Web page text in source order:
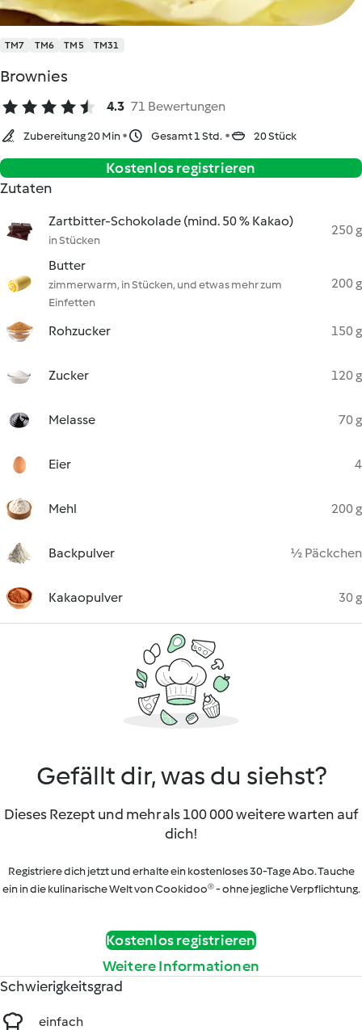
TM7 TM6 TM5 TM31
Brownies
4.3 71 Bewertungen
Zubereitung 20 Min Gesamt 1 Std. 20 Stück
Kostenlos registrieren
Zutaten
Zartbitter-Schokolade (mind. 50 % Kakao)
in Stücken
250 g
Butter
zimmerwarm, in Stücken, und etwas mehr zum
Einfetten
200 g
Rohzucker 150 g
Zucker 120 g
Melasse 70 g
Eier 4
Mehl 200 g
Backpulver ½ Päckchen
Kakaopulver 30 g
Gefällt dir, was du siehst?
Dieses Rezept und mehr als 100 000 weitere warten auf
dich!
Registriere dich jetzt und erhalte ein kostenloses 30-Tage Abo. Tauche
ein in die kulinarische Welt von Cookidoo® - ohne jegliche Verpflichtung.
Kostenlos registrieren
Weitere Informationen
Schwierigkeitsgrad
einfach